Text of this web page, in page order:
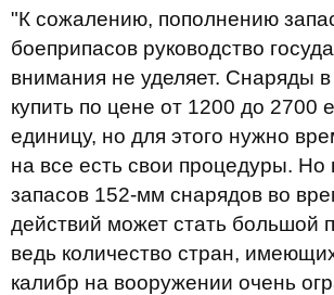
"К сожалению, пополнению
боеприпасов руководство
внимания не уделяет. Снаряды
купить по цене от 1200 до 2700
единицу, но для этого нужно
на все есть свои процедуры. Но
запасов 152-мм снарядов во
действий может стать большой
ведь количество стран,
калибр на вооружении очень